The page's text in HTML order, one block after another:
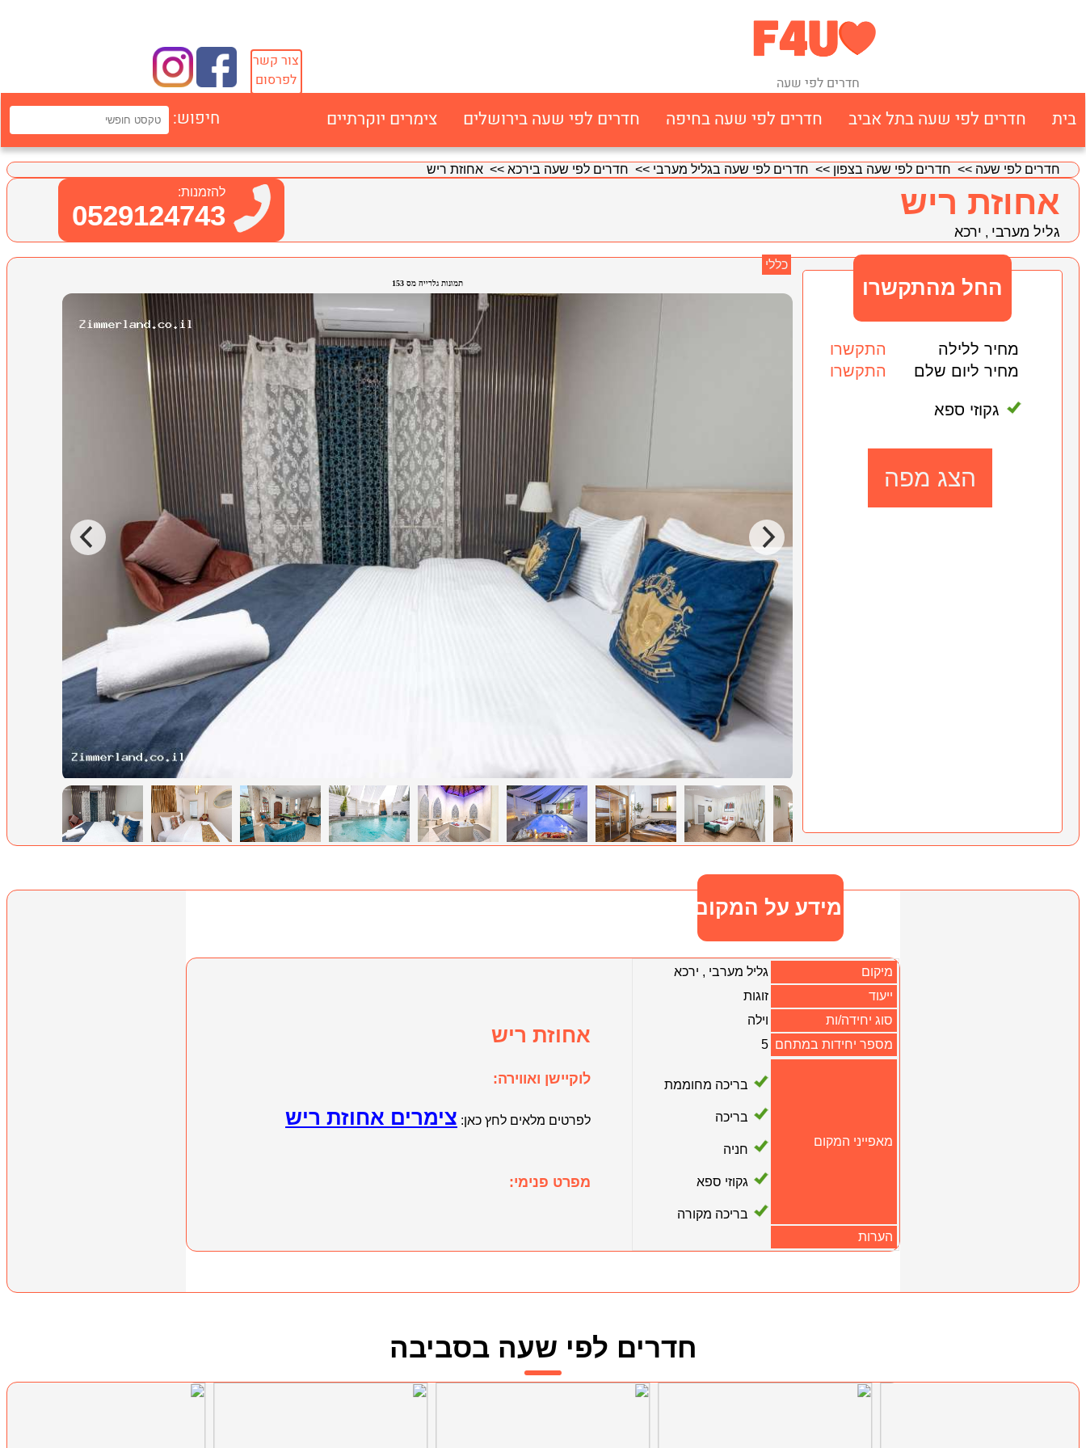
חדרים לפי שעה
צור קשר
לפרסום
בית חדרים לפי שעה בתל אביב חדרים לפי שעה בחיפה חדרים לפי שעה בירושלים צימרים יוקרתיים חיפוש:
חדרים לפי שעה >> חדרים לפי שעה בצפון >> חדרים לפי שעה בגליל מערבי >> חדרים לפי שעה בירכא >> אחוזת ריש
אחוזת ריש
גליל מערבי , ירכא
להזמנות:
0529124743
החל מהתקשרו
מחיר ללילה
התקשרו
מחיר ליום שלם
התקשרו
גקוזי ספא
הצג מפה
כללי
מידע על המקום
מיקום גליל מערבי , ירכא
ייעוד
זוגות
סוג יחידה/ות
וילה
מספר יחידות במתחם 5
מאפייני המקום
בריכה מחוממת
בריכה
חניה
גקוזי ספא
בריכה מקורה
הערות
אחוזת ריש
לוקיישן ואווירה:
לפרטים מלאים לחץ כאן: צימרים אחוזת ריש
מפרט פנימי:
חדרים לפי שעה בסביבה